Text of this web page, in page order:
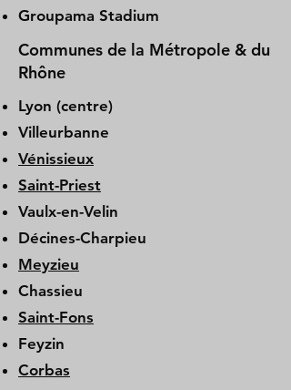
Groupama Stadium
Communes de la Métropole & du
Rhône
Lyon (centre)
Villeurbanne
Vénissieux
Saint-Priest
Vaulx-en-Velin
Décines-Charpieu
Meyzieu
Chassieu
Saint-Fons
Feyzin
Corbas